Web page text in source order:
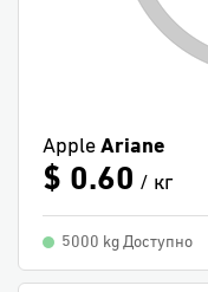
Apple Ariane
$ 0.60 / кг
5000 kg Доступно